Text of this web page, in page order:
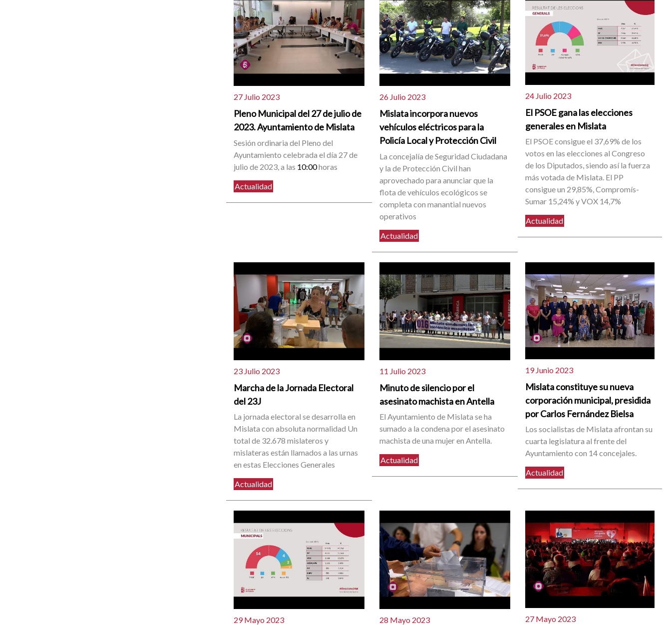
27 Julio 2023
Pleno Municipal del 27 de julio de
2023. Ayuntamiento de Mislata
Sesión ordinaria del Pleno del
Ayuntamiento celebrada el día 27 de
julio de 2023, a las 10:00horas
Actualidad
26 Julio 2023
Mislata incorpora nuevos
vehículos eléctricos para la
Policía Local y Protección Civil
La concejalía de Seguridad Ciudadana
y la de Protección Civil han
aprovechado para anunciar que la
flota de vehículos ecológicos se
completa con manantial nuevos
operativos
Actualidad
24 Julio 2023
El PSOE gana las elecciones
generales en Mislata
El PSOE consigue el 37,69% de los
votos en las elecciones al Congreso
de los Diputados, siendo así la fuerza
más votada de Mislata. El PP
consigue un 29,85%, Compromís-
Sumar 15,24% y VOX 14,7%
Actualidad
23 Julio 2023
Marcha de la Jornada Electoral
del 23J
La jornada electoral se desarrolla en
Mislata con absoluta normalidad Un
total de 32.678 mislateros y
mislateras están llamados a las urnas
en estas Elecciones Generales
Actualidad
11 Julio 2023
Minuto de silencio por el
asesinato machista en Antella
El Ayuntamiento de Mislata se ha
sumado a la condena por el asesinato
machista de una mujer en Antella.
Actualidad
19 Junio 2023
Mislata constituye su nueva
corporación municipal, presidida
por Carlos Fernández Bielsa
Los socialistas de Mislata afrontan su
cuarta legislatura al frente del
Ayuntamiento con 14 concejales.
Actualidad
29 Mayo 2023 28 Mayo 2023 27 Mayo 2023